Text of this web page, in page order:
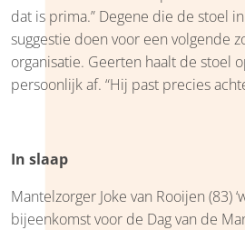
dat is prima.” Degene die de stoel
suggestie doen voor een volgende
organisatie. Geerten haalt de stoel
persoonlijk af. “Hij past precies
In slaap
Mantelzorger Joke van Rooijen (83)
bijeenkomst voor de Dag van de